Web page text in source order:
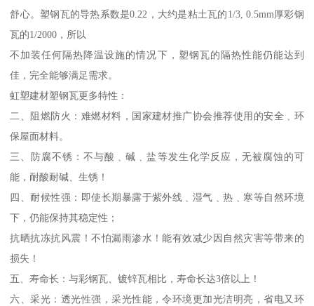
舒心。塑钢瓦的导热系数是0.22，大约是粘土瓦的1/3, 0.5mm厚彩钢
瓦的1/2000，所以
不加装任何隔热降温设施的情况下，塑钢瓦的隔热性能仍能达到
佳，完全能够满足需求。
虹塑建材塑钢瓦更多特性：
二、阻燃防火：难燃材料，国家建材推广协会推荐使用的安全﹑环
保屋面材料。
三、防腐不锈：不与酸﹑碱﹑盐等发生化学反应，无被腐蚀的可
能，耐酸耐碱、生锈！
四、耐候性强：即使长期暴露于紫外线﹑湿气﹑热﹑寒等自然环境
下，仍能保持其稳定性；
抗晒抗冻抗风震！不怕漏雨渗水！能有效减少因自然灾害等带来的
损失！
五、寿命长：与彩钢瓦、镀锌瓦相比，寿命长达3倍以上！
六、采光：透光性强，采光性能，令环境更加光洁明亮，省电又环